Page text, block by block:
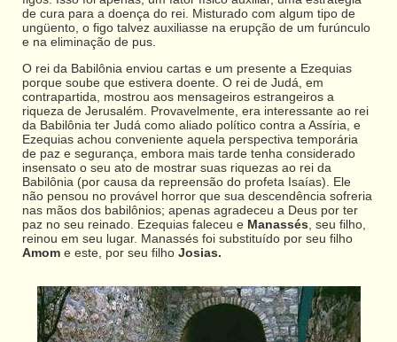
de cura para a doença do rei. Misturado com algum tipo de
ungüento, o figo talvez auxiliasse na erupção de um furúnculo
e na eliminação de pus.
O rei da Babilônia enviou cartas e um presente a Ezequias
porque soube que estivera doente. O rei de Judá, em
contrapartida, mostrou aos mensageiros estrangeiros a
riqueza de Jerusalém. Provavelmente, era interessante ao rei
da Babilônia ter Judá como aliado político contra a Assíria, e
Ezequias achou conveniente aquela perspectiva temporária
de paz e segurança, embora mais tarde tenha considerado
insensato o seu ato de mostrar suas riquezas ao rei da
Babilônia (por causa da repreensão do profeta Isaías). Ele
não pensou no provável horror que sua descendência sofreria
nas mãos dos babilônios; apenas agradeceu a Deus por ter
paz no seu reinado. Ezequias faleceu e Manassés , seu filho,
reinou em seu lugar. Manassés foi substituído por seu filho
Amom e este, por seu filho Josias.